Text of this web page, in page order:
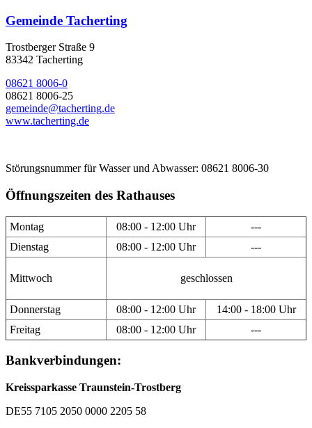
Gemeinde Tacherting
Trostberger Straße 9
83342 Tacherting
08621 8006-0
08621 8006-25
gemeinde@tacherting.de
www.tacherting.de
Störungsnummer für Wasser und Abwasser: 08621 8006-30
Öffnungszeiten des Rathauses
Montag 08:00 - 12:00 Uhr
---
Dienstag
08:00 - 12:00 Uhr ---
Mittwoch geschlossen
Donnerstag 08:00 - 12:00 Uhr
14:00 - 18:00 Uhr
Freitag
08:00 - 12:00 Uhr ---
Bankverbindungen:
Kreissparkasse Traunstein-Trostberg
DE55 7105 2050 0000 2205 58